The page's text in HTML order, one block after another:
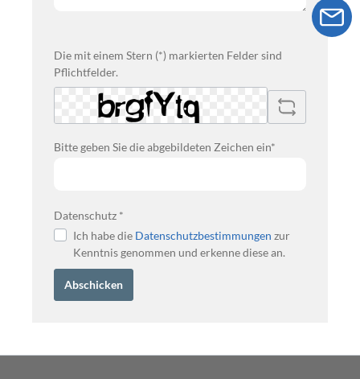
Die mit einem Stern (*) markierten Felder sind
Pflichtfelder.
Bitte geben Sie die abgebildeten Zeichen ein*
Datenschutz *
Ich habe die Datenschutzbestimmungen zur
Kenntnis genommen und erkenne diese an.
Abschicken